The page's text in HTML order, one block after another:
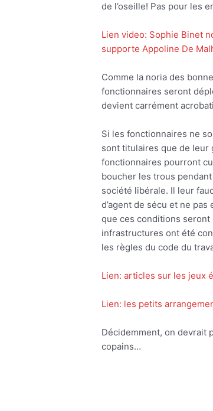
de l’oseille! Pas pour les
Lien video: Sophie Binet
supporte Appoline De
Comme la noria des
fonctionnaires seront
devient carrément
Si les fonctionnaires ne
sont titulaires que de leur
fonctionnaires pourront
boucher les trous
société libérale. Il leur
d’agent de sécu et ne
que ces conditions
infrastructures ont été
les règles du code du
Lien: articles sur les jeux
Lien: les petits
Décidemment, on devrait
copains…